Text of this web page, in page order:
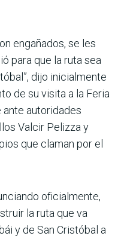
engañados, se les
para que la ruta sea
dijo inicialmente
de su visita a la Feria
ante autoridades
Valcir Peli­zza y
que claman por el
oficialmente,
la ruta que va
y de San Cristóbal a